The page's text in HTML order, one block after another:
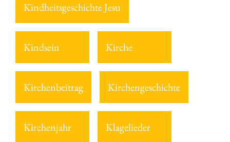
Kindheitsgeschichte Jesu
Kindsein Kirche
Kirchenbeitrag Kirchengeschichte
Kirchenjahr Klagelieder